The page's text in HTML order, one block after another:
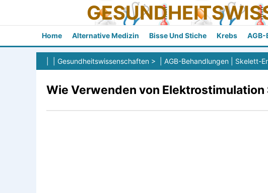
Home Alternative Medizin Bisse Und Stiche Krebs AGB-
Gesundheitswissenschaften > | AGB-Behandlungen Skelett-
Wie Verwenden von